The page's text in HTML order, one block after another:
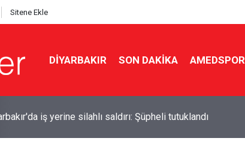
Sitene Ekle
DIYARBAKIR SON DAKIKA AMEDSPOR
Ballet imza için Diyarbakır’a geliyor